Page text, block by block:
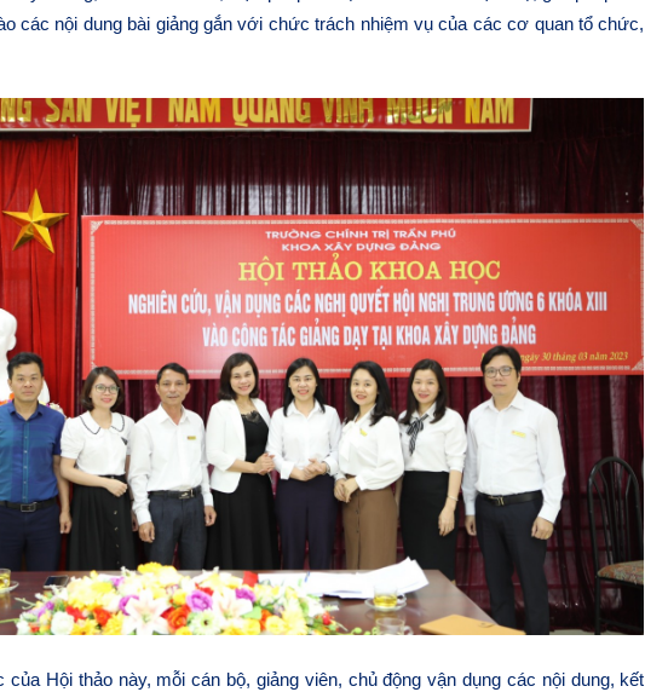
các nội dung bài giảng gắn với chức trách nhiệm vụ của các cơ quan tổ chức,
Hội thảo này, mỗi cán bộ, giảng viên, chủđộng vận dụng các nội dung, kết